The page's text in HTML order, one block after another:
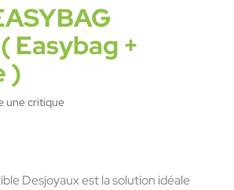
Easybag +
)
une critique
Desjoyaux est la solution idéale